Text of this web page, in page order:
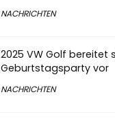
NACHRICHTEN
2025 VW Golf bereitet
Geburtstagsparty vor
NACHRICHTEN